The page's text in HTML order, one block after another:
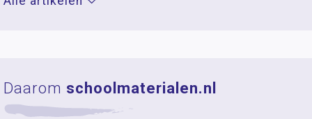
Daarom schoolmaterialen.nl